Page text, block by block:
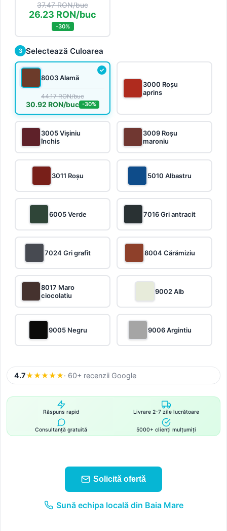
37.47 RON/buc
26.23 RON/buc
-30%
3 Selectează Culoarea
8003 Alamă
44.17 RON/buc
30.92 RON/buc -30%
3000 Roșu
aprins
3005 Vișiniu
închis
3009 Roșu
maroniu
3011 Roșu 5010 Albastru
6005 Verde 7016 Gri antracit
7024 Gri grafit 8004 Cărămiziu
8017 Maro
ciocolatiu
9002 Alb
9005 Negru 9006 Argintiu
4.7★★★★★· 60+ recenzii Google
Răspuns rapid Livrare 2-7 zile lucrătoare
Consultanță gratuită 5000+ clienți mulțumiți
Solicită ofertă
Sună echipa locală din Baia Mare